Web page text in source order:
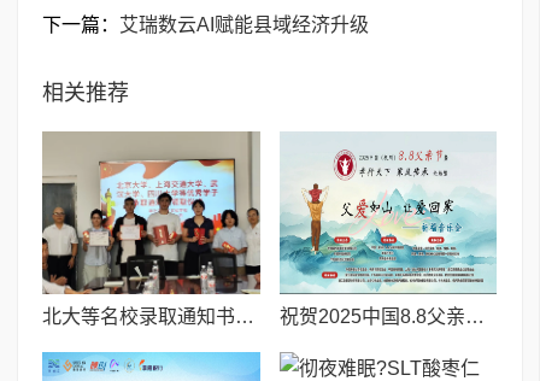
下一篇： 艾瑞数云AI赋能县域经济升级
相关推荐
北大等名校录取通知书送达仪式在喀什市特区实验学校暖心举行 祝贺2025中国8.8父亲节“孝行天下家风传承”论坛暨祈福音乐会圆满成功